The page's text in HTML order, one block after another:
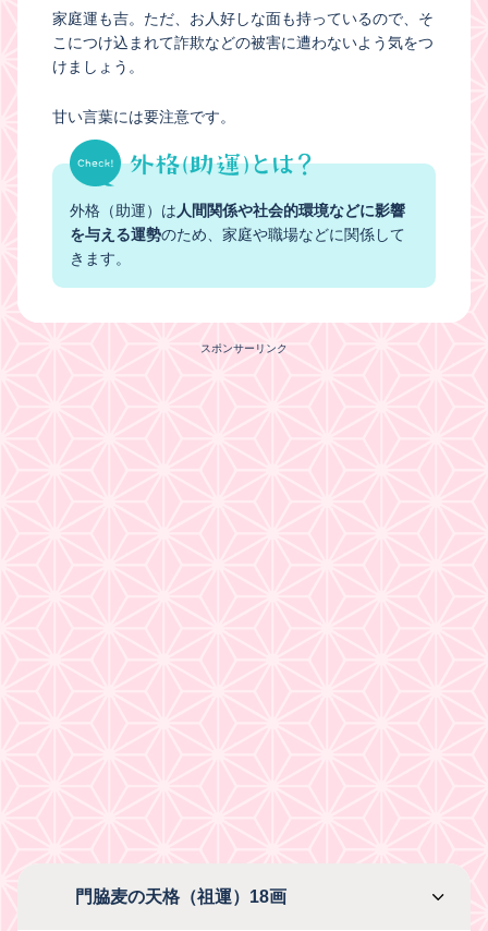
家庭運も吉。ただ、お人好しな面も持っているので、そ
こにつけ込まれて詐欺などの被害に遭わないよう気をつ
けましょう。
甘い言葉には要注意です。
外格（助運）は人間関係や社会的環境などに影響
を与える運勢のため、家庭や職場などに関係して
きます。
スポンサーリンク
門脇麦の天格（祖運）18画